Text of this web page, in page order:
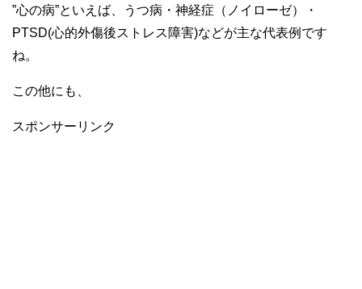
”心の病”といえば、うつ病・神経症（ノイローゼ）・
PTSD(心的外傷後ストレス障害)などが主な代表例です
ね。
この他にも、
スポンサーリンク